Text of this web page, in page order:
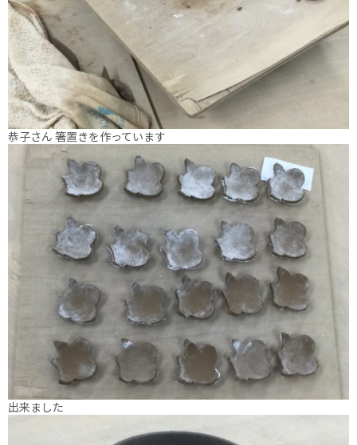
恭子さん 箸置きを作っています
出来ました